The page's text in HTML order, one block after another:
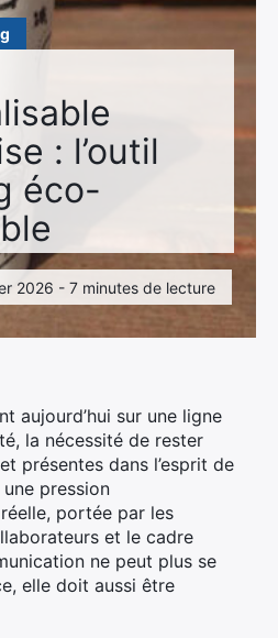
: l’outil
éco-
2026 - 7 minutes de lecture
aujourd’hui sur une ligne
la nécessité de rester
présentes dans l’esprit de
une pression
portée par les
et le cadre
ne peut plus se
elle doit aussi être
de
menu
de